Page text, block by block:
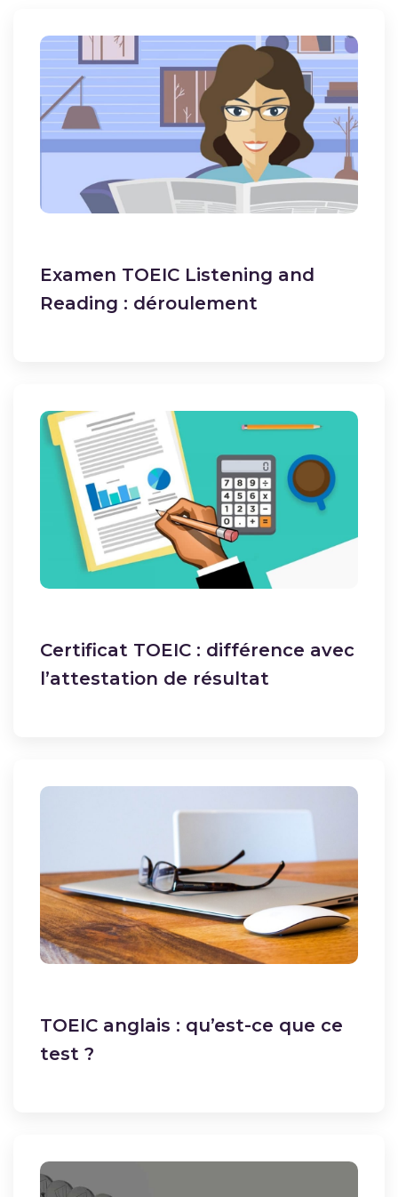
Examen TOEIC Listening and
Reading : déroulement
Certificat TOEIC : différence avec
l’attestation de résultat
TOEIC anglais : qu’est-ce que ce
test ?